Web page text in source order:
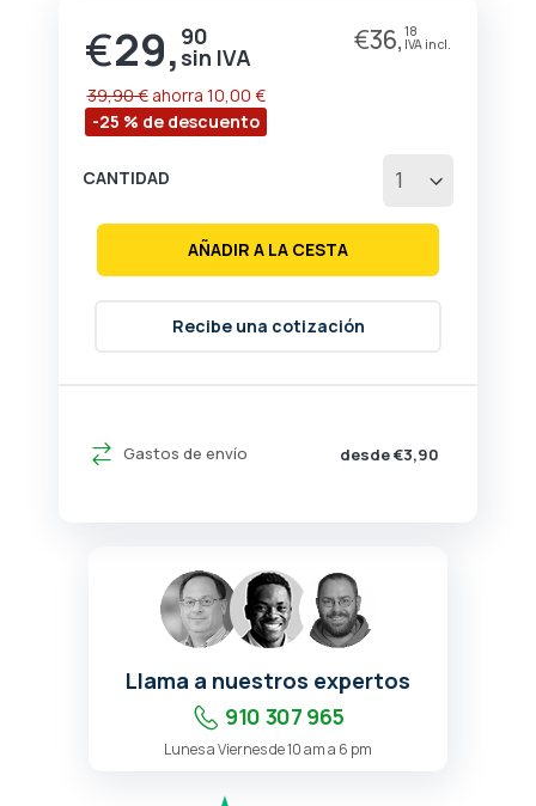
Precio
especial
€29, 90 €36, 18
-25 % de descuento
39,90 €ahorra 10,00 €
Gastos de envío desde €3,90
CANTIDAD
AÑADIR A LA CESTA
Recibe una cotización
imágenes
Llama a nuestros expertos
910 307 965
Lunes a Viernes de 10 am a 6 pm